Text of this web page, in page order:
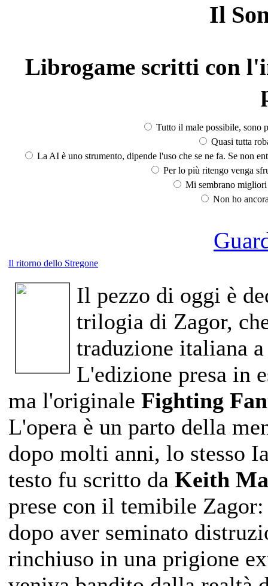
Il
Librogame scritti con
Tutto il male possibile, sono
Quasi tutta
La AI è uno strumento, dipende l'uso che se ne fa. Se non
Per lo più ritengo venga
Mi sembrano
Non ho
Il ritorno dello Stregone
Il pezzo di oggi è
trilogia di Zagor,
traduzione italiana
L'edizione presa in
ma l'originale Fighting
L'opera è un parto della
dopo molti anni, lo stesso
testo fu scritto da Keith
prese con il temibile
dopo aver seminato
rinchiuso in una prigione